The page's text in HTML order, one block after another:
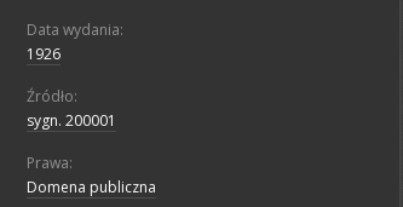
Data wydania:
1926
Źródło:
sygn. 200001
Prawa:
Domena publiczna